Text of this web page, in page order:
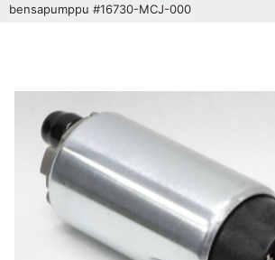
bensapumppu #16730-MCJ-000